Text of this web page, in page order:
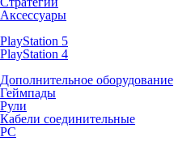
Аксессуары
PlayStation 5
PlayStation 4
Дополнительное оборудование
Геймпады
Рули
Кабели соединительные
PC